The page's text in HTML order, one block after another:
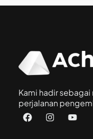
Kami hadir
perjalanan